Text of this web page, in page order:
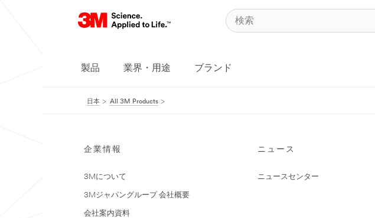
製品 業界・用途 ブランド
日本 All 3M Products
企業情報
3Mについて
3Mジャパングループ 会社概要
会社案内資料
ニュース
ニュースセンター